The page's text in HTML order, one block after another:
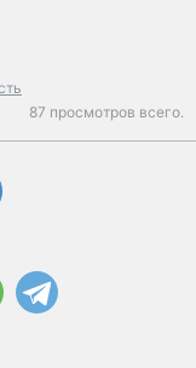
87 просмотров всего.